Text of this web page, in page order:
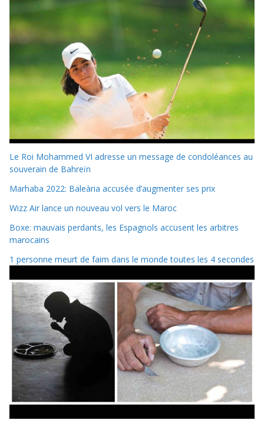
Le Roi Mohammed VI adresse un message de condoléances au
souverain de Bahreïn
Marhaba 2022: Baleària accusée d’augmenter ses prix
Wizz Air lance un nouveau vol vers le Maroc
Boxe: mauvais perdants, les Espagnols accusent les arbitres
marocains
1 personne meurt de faim dans le monde toutes les 4 secondes